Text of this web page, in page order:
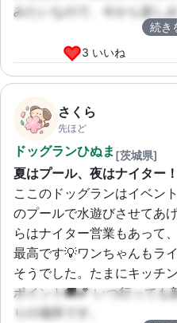
みたいなので、今から楽しみ
続き
3 いいね
さくら
先ほど
ドッグランひぬま [茨城県]
夏はプール、夜はナイター
ここのドッグランはイベン
のプールで水遊びさせてあ
らはナイター営業もあって
最高です💡ワンちゃんもラ
そうでした。たまにキッチ
ポイント🚚💕 いつ行っても
りの場所です。